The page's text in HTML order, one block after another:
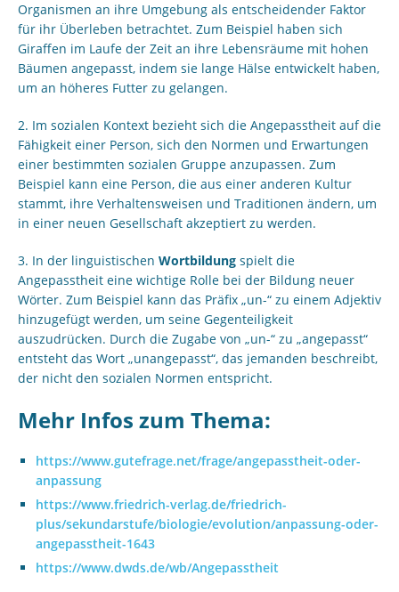
Organismen an ihre Umgebung als entscheidender Faktor
für ihr Überleben betrachtet. Zum Beispiel haben sich
Giraffen im Laufe der Zeit an ihre Lebensräume mit hohen
Bäumen angepasst, indem sie lange Hälse entwickelt haben,
um an höheres Futter zu gelangen.
2. Im sozialen Kontext bezieht sich die Angepasstheit auf die
Fähigkeit einer Person, sich den Normen und Erwartungen
einer bestimmten sozialen Gruppe anzupassen. Zum
Beispiel kann eine Person, die aus einer anderen Kultur
stammt, ihre Verhaltensweisen und Traditionen ändern, um
in einer neuen Gesellschaft akzeptiert zu werden.
3. In der linguistischen Wortbildung spielt die
Angepasstheit eine wichtige Rolle bei der Bildung neuer
Wörter. Zum Beispiel kann das Präfix „un-“ zu einem Adjektiv
hinzugefügt werden, um seine Gegenteiligkeit
auszudrücken. Durch die Zugabe von „un-“ zu „angepasst“
entsteht das Wort „unangepasst“, das jemanden beschreibt,
der nicht den sozialen Normen entspricht.
Mehr Infos zum Thema:
https://www.gutefrage.net/frage/angepasstheit-oder-
anpassung
https://www.friedrich-verlag.de/friedrich-
plus/sekundarstufe/biologie/evolution/anpassung-oder-
angepasstheit-1643
https://www.dwds.de/wb/Angepasstheit